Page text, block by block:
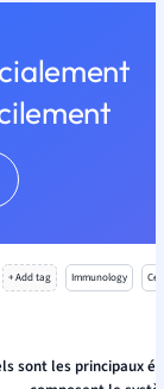
+ Add tag Immunology
sont les principaux